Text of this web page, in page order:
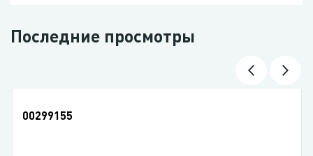
Последние просмотры
00299155